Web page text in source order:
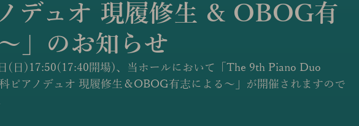
デュオ 現履修生 & OBOG有
」のお知らせ
(日)17:50(17:40開場)、当ホールにおいて「The 9th Piano Duo
ピアノデュオ 現履修生＆OBOG有志による〜」が開催されますので